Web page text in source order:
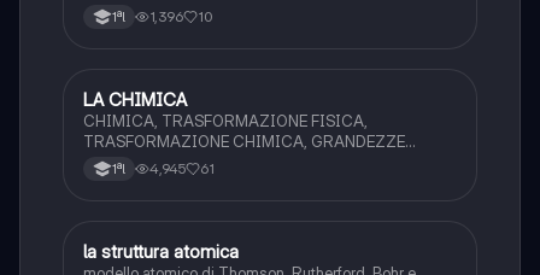
1ªl 1,396 10
Chimica
LA CHIMICA
CHIMICA, TRASFORMAZIONE FISICA,
TRASFORMAZIONE CHIMICA, GRANDEZZE
FISICHE (STRUMENTI DI MISURA E S.I.), METODO
SCIENTIFICO
1ªl 4,945 61
Chimica
la struttura atomica